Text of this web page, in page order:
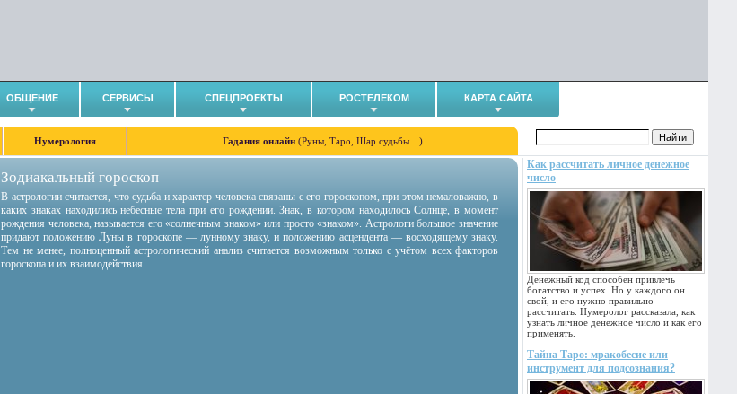
ОБЩЕНИЕ СЕРВИСЫ СПЕЦПРОЕКТЫ РОСТЕЛЕКОМ КАРТА САЙТА
Нумерология Гадания онлайн (Руны, Таро, Шар судьбы…)
Как рассчитать личное денежное
число
Денежный код способен привлечь
богатство и успех. Но у каждого он
свой, и его нужно правильно
рассчитать. Нумеролог рассказала, как
узнать личное денежное число и как его
применять.
Тайна Таро: мракобесие или
инструмент для подсознания?
Зодиакальный гороскоп
В астрологии считается, что судьба и характер человека связаны с его гороскопом, при этом немаловажно, в
каких знаках находились небесные тела при его рождении. Знак, в котором находилось Солнце, в момент
рождения человека, называется его «солнечным знаком» или просто «знаком». Астрологи большое значение
придают положению Луны в гороскопе — лунному знаку, и положению асцендента — восходящему знаку.
Тем не менее, полноценный астрологический анализ считается возможным только с учётом всех факторов
гороскопа и их взаимодействия.